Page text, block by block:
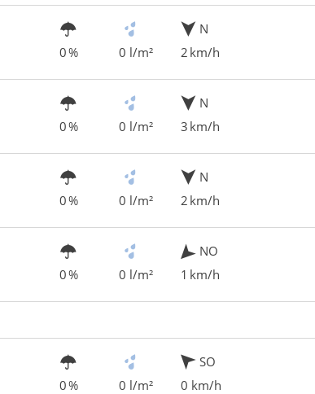
0 % 0 l/m²
N
2 km/h
0 % 0 l/m²
N
3 km/h
0 % 0 l/m²
N
2 km/h
0 % 0 l/m²
NO
1 km/h
0 % 0 l/m²
SO
0 km/h